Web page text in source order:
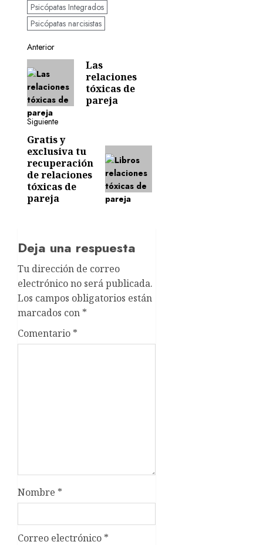
Psicópatas Integrados
Psicópatas narcisistas
Navegación
de
entradas
Anterior
Entrada
anterior:
Las
relaciones
tóxicas de
pareja
Siguiente
Siguiente
entrada:
Gratis y
exclusiva tu
recuperación
de relaciones
tóxicas de
pareja
Deja una respuesta
Tu dirección de correo
electrónico no será publicada.
Los campos obligatorios están
marcados con *
Comentario *
Nombre *
Correo electrónico *